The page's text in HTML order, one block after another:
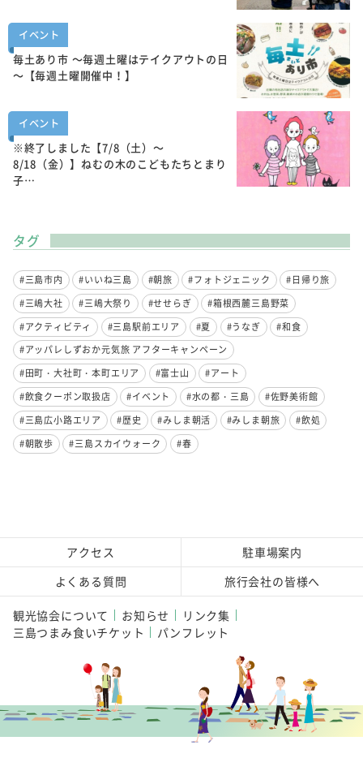
イベント
毎土あり市 ～毎週土曜はテイクアウトの日
～【毎週土曜開催中！】
イベント
※終了しました【7/8（土）～
8/18（金）】ねむの木のこどもたちとまり
子…
タグ
#三島市内 #いいね三島 #朝旅 #フォトジェニック
#日帰り旅
#三嶋大社
#三嶋大祭り #せせらぎ
#箱根西麓三島野菜
#アクティビティ
#三島駅前エリア #夏 #うなぎ
#和食
#アッパレしずおか元気旅 アフターキャンペーン
#田町・大社町・本町エリア
#富士山
#アート
#飲食クーポン取扱店
#イベント #水の都・三島
#佐野美術館
#三島広小路エリア
#歴史 #みしま朝活 #みしま朝旅
#飲処
#朝散歩
#三島スカイウォーク #春
アクセス
駐車場案内
よくある質問
旅行会社の皆様へ
観光協会について お知らせ
リンク集
三島つまみ食いチケット
パンフレット